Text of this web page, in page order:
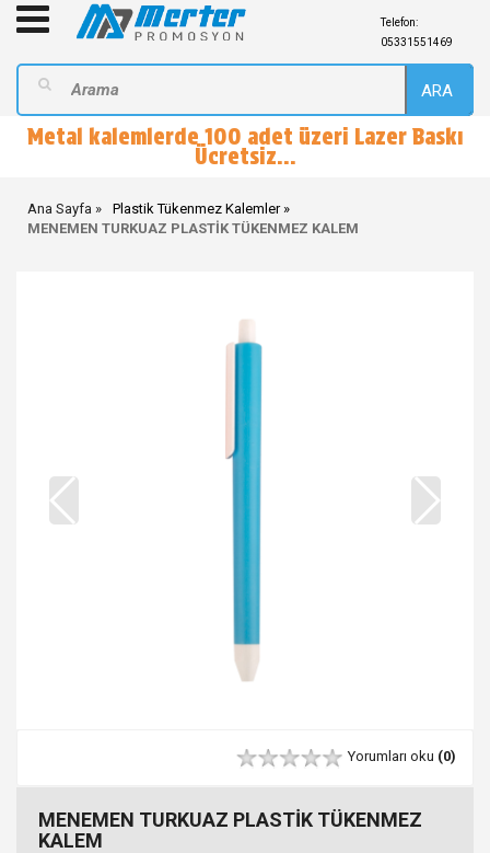
Telefon:
05331551469
ARA
Metal kalemlerde 100 adet üzeri Lazer Baskı
Ücretsiz...
Ana Sayfa
Plastik Tükenmez Kalemler
MENEMEN TURKUAZ PLASTİK TÜKENMEZ KALEM
Yorumları oku (0)
MENEMEN TURKUAZ PLASTİK TÜKENMEZ
KALEM